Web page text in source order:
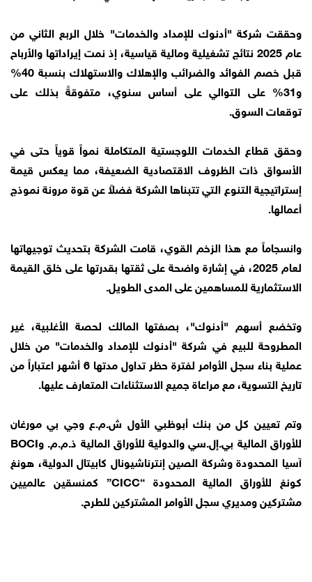
وحققت شركة "أدنوك للإمداد والخدمات" خلال الربع الثاني من
عام 2025 نتائج تشغيلية ومالية قياسية، إذ نمت إيراداتها والأرباح
قبل خصم الفوائد والضرائب والإهلاك والاستهلاك بنسبة 40%
و31% على التوالي على أساس سنوي، متفوقةً بذلك على
توقعات السوق.
وحقق قطاع الخدمات اللوجستية المتكاملة نمواً قوياً حتى في
الأسواق ذات الظروف الاقتصادية الضعيفة، مما يعكس قيمة
إستراتيجية التنوع التي تتبناها الشركة فضلاً عن قوة مرونة نموذج
أعمالها.
وانسجاماً مع هذا الزخم القوي، قامت الشركة بتحديث توجيهاتها
لعام 2025، في إشارة واضحة على ثقتها بقدرتها على خلق القيمة
الاستثمارية للمساهمين على المدى الطويل.
وتخضع أسهم "أدنوك"، بصفتها المالك لحصة الأغلبية، غير
المطروحة للبيع في شركة "أدنوك للإمداد والخدمات" من خلال
عملية بناء سجل الأوامر لفترة حظر تداول مدتها 6 أشهر اعتباراً من
تاريخ التسوية، مع مراعاة جميع الاستثناءات المتعارف عليها.
وتم تعيين كل من بنك أبوظبي الأول ش.م.ع وجي بي مورغان
للأوراق المالية بي.إل.سي والدولية للأوراق المالية ذ.م.م. وBOCI
آسيا المحدودة وشركة الصين إنترناشيونال كابيتال الدولية، هونغ
كونغ للأوراق المالية المحدودة “CICC” كمنسقين عالميين
مشتركين ومديري سجل الأوامر المشتركين للطرح.